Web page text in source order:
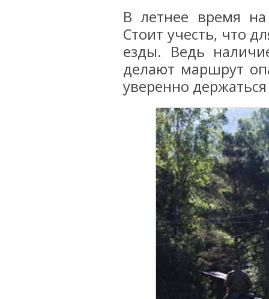
В летнее время
Стоит учесть, что
езды. Ведь
делают маршрут
уверенно